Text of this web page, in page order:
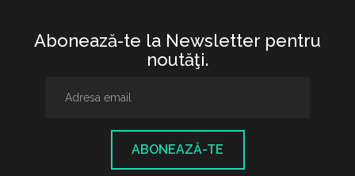
Abonează-te la Newsletter pentru
noutăţi.
ABONEAZĂ-TE